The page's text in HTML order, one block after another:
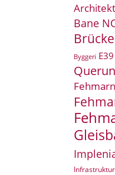
Bane
Byggeri E39